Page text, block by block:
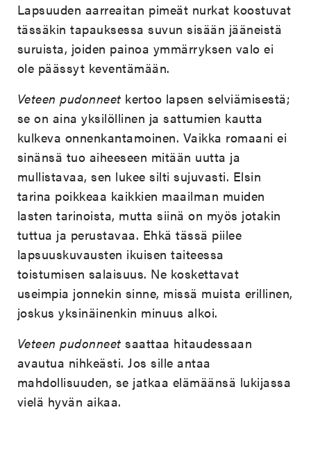
Lapsuuden aarreaitan pimeät nurkat koostuvat
tässäkin tapauksessa suvun sisään jääneistä
suruista, joiden painoa ymmärryksen valo ei
ole päässyt keventämään.
Veteen pudonneet kertoo lapsen selviämisestä;
se on aina yksilöllinen ja sattumien kautta
kulkeva onnenkantamoinen. Vaikka romaani ei
sinänsä tuo aiheeseen mitään uutta ja
mullistavaa, sen lukee silti sujuvasti. Elsin
tarina poikkeaa kaikkien maailman muiden
lasten tarinoista, mutta siinä on myös jotakin
tuttua ja perustavaa. Ehkä tässä piilee
lapsuuskuvausten ikuisen taiteessa
toistumisen salaisuus. Ne koskettavat
useimpia jonnekin sinne, missä muista erillinen,
joskus yksinäinenkin minuus alkoi.
Veteen pudonneet saattaa hitaudessaan
avautua nihkeästi. Jos sille antaa
mahdollisuuden, se jatkaa elämäänsä lukijassa
vielä hyvän aikaa.